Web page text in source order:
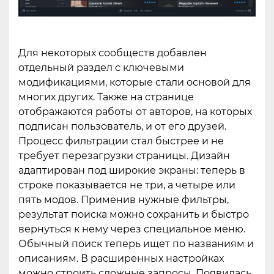
Для некоторых сообществ добавлен
отдельный раздел с ключевыми
модификациями, которые стали основой для
многих других. Также на странице
отображаются работы от авторов, на которых
подписан пользователь, и от его друзей.
Процесс фильтрации стал быстрее и не
требует перезагрузки страницы. Дизайн
адаптирован под широкие экраны: теперь в
строке показывается не три, а четыре или
пять модов. Применив нужные фильтры,
результат поиска можно сохранить и быстро
вернуться к нему через специальное меню.
Обычный поиск теперь ищет по названиям и
описаниям. В расширенных настройках